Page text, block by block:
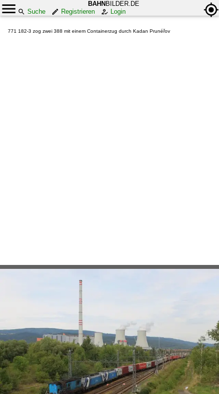
BAHN BILDER.DE
Suche
Registrieren Login
771 182-3 zog zwei 388 mit einem Containerzug durch Kadan Prunéřov